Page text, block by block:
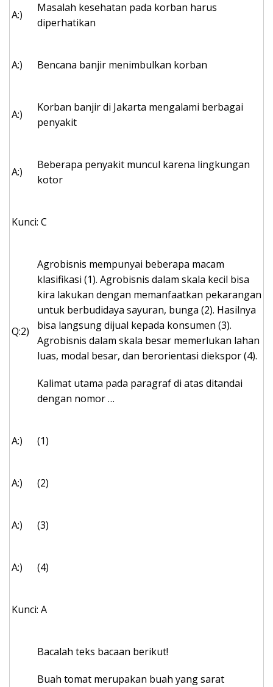
A:)
Masalah kesehatan pada korban harus
diperhatikan
A:) Bencana banjir menimbulkan korban
A:)
Korban banjir di Jakarta mengalami berbagai
penyakit
A:)
Beberapa penyakit muncul karena lingkungan
kotor
Kunci: C
Q:2)
Agrobisnis mempunyai beberapa macam
klasifikasi (1). Agrobisnis dalam skala kecil bisa
kira lakukan dengan memanfaatkan pekarangan
untuk berbudidaya sayuran, bunga (2). Hasilnya
bisa langsung dijual kepada konsumen (3).
Agrobisnis dalam skala besar memerlukan lahan
luas, modal besar, dan berorientasi diekspor (4).
Kalimat utama pada paragraf di atas ditandai
dengan nomor …
A:) (1)
A:) (2)
A:) (3)
A:) (4)
Kunci: A
Bacalah teks bacaan berikut!
Buah tomat merupakan buah yang sarat